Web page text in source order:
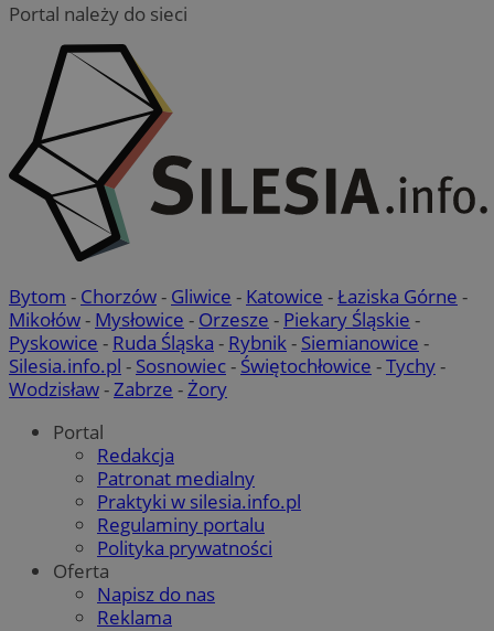
Portal należy do sieci
Bytom - Chorzów- Gliwice - Katowice -Łaziska Górne -
Mikołów- Mysłowice - Orzesze - Piekary Śląskie -
Pyskowice - Ruda Śląska - Rybnik- Siemianowice -
Silesia.info.pl - Sosnowiec- Świętochłowice -Tychy-
Wodzisław-Zabrze -Żory
Portal
Redakcja
Patronat medialny
Praktyki w silesia.info.pl
Regulaminy portalu
Polityka prywatności
Oferta
Napisz do nas
Reklama